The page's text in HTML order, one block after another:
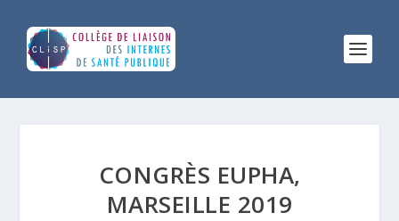
CONGRÈS EUPHA,
MARSEILLE 2019